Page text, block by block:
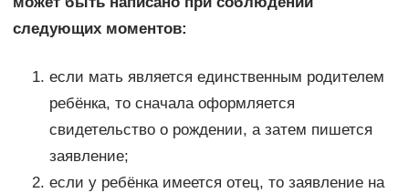
следующих моментов:
если мать является единственным родителем
ребёнка, то сначала оформляется
свидетельство о рождении, а затем пишется
заявление;
если у ребёнка имеется отец, то заявление на